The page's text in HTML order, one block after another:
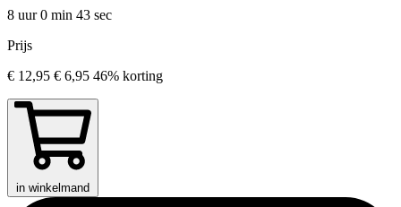
8 uur 0 min 43 sec
Prijs
€ 12,95 € 6,95 46% korting
in winkelmand